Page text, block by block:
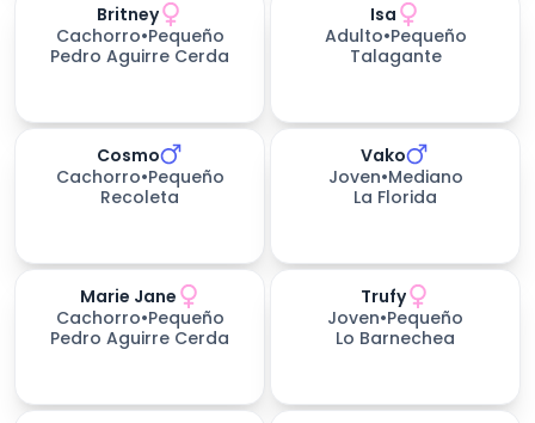
Britney
Cachorro•Pequeño
Pedro Aguirre Cerda
días esperando
Isa
Adulto•Pequeño
Talagante
Cosmo
Cachorro•Pequeño
Recoleta
Vako
Joven•Mediano
La Florida
Marie Jane
Cachorro•Pequeño
Pedro Aguirre Cerda
Trufy
Joven•Pequeño
Lo Barnechea